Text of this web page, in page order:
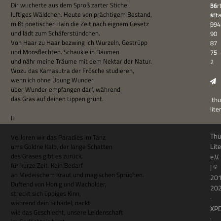
Dir wucherte aus dem Sproß zar­ter Stichel
luf­ti­ges Wäld­chen. Heute von präch­ti­gem Bestand,
mißt poe­ti­scher Hain die Zeit nach eig­nem Gesetz
und lädt zum Schäferstündchen.
Von Haar zu Haar bezwing ich Wur­zeln, Gestrüpp
und Moos­flech­ten. Schaukle in Bäumen
und nähr meine Träume mit dem Nek­tar der Natur.
Wozu das Kama­su­tra der Frö­sche studieren,
wenn ich ohne Übung Wunder
über Wun­der emp­fan­gen darf, während
das Gras auf dei­nen Lip­pen grünt.
II
Ver­lo­ren wir das Para­dies im Tanz
ums Goldne Kalb, der lange Schatten
des Gra­ses gibt es zurück,
für kurze Zeit. Kein Bedarf
an Medei­schem Kraut und magi­schen Sprüchen.
Duf­tend von Honig und Wacholder,
streckt sich üppi­ges Kinn,
wäh­rend dein Schä­del, nackt
wie das Geschlecht, unsere Leidenschaft
36
43
|
90
87
75–
2
e.V.
| ©
·
: